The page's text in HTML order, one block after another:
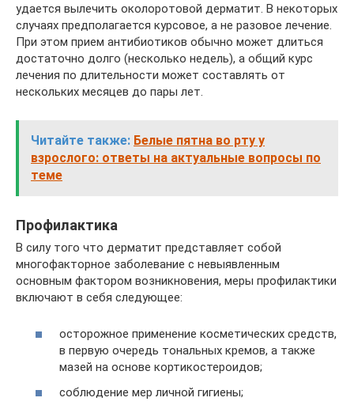
удается вылечить околоротовой дерматит. В некоторых
случаях предполагается курсовое, а не разовое лечение.
При этом прием антибиотиков обычно может длиться
достаточно долго (несколько недель), а общий курс
лечения по длительности может составлять от
нескольких месяцев до пары лет.
Читайте также: Белые пятна во рту у
взрослого: ответы на актуальные вопросы по
теме
Профилактика
В силу того что дерматит представляет собой
многофакторное заболевание с невыявленным
основным фактором возникновения, меры профилактики
включают в себя следующее:
осторожное применение косметических средств,
в первую очередь тональных кремов, а также
мазей на основе кортикостероидов;
соблюдение мер личной гигиены;